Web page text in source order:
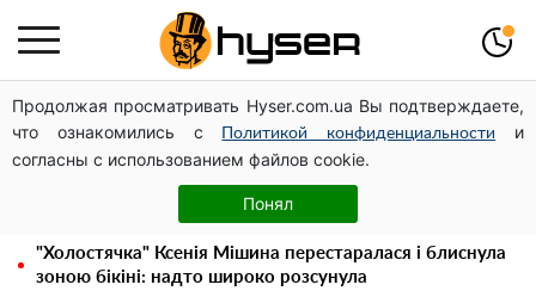
Продолжая просматривать Hyser.com.ua Вы подтверждаете,
что ознакомились с
Политикой конфиденциальности
и
согласны с использованием файлов cookie.
Понял
Українська авіатранспортна асоціація звернулася до
Мінфіну із закликом уніфікувати оподаткування
авіалізингу
Місяць без світла, лютий холод та комунальні платежі
на тисячі гривень: народ "ламають" у відключення
"Холостячка" Ксенія Мішина перестаралася і блиснула
зоною бікіні: надто широко розсунула